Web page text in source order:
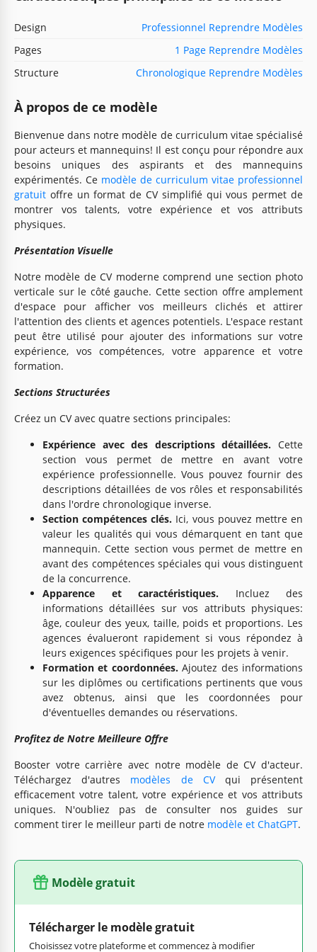
Design
Professionnel Reprendre Modèles
Pages
1 Page Reprendre Modèles
Structure
Chronologique Reprendre Modèles
À propos de ce modèle
Bienvenue dans notre modèle de curriculum vitae spécialisé
pour acteurs et mannequins! Il est conçu pour répondre aux
besoins uniques des aspirants et des mannequins
expérimentés. Ce modèle de curriculum vitae professionnel
gratuit offre un format de CV simplifié qui vous permet de
montrer vos talents, votre expérience et vos attributs
physiques.
Présentation Visuelle
Notre modèle de CV moderne comprend une section photo
verticale sur le côté gauche. Cette section offre amplement
d'espace pour afficher vos meilleurs clichés et attirer
l'attention des clients et agences potentiels. L'espace restant
peut être utilisé pour ajouter des informations sur votre
expérience, vos compétences, votre apparence et votre
formation.
Sections Structurées
Créez un CV avec quatre sections principales:
Expérience avec des descriptions détaillées. Cette
section vous permet de mettre en avant votre
expérience professionnelle. Vous pouvez fournir des
descriptions détaillées de vos rôles et responsabilités
dans l'ordre chronologique inverse.
Section compétences clés. Ici, vous pouvez mettre en
valeur les qualités qui vous démarquent en tant que
mannequin. Cette section vous permet de mettre en
avant des compétences spéciales qui vous distinguent
de la concurrence.
Apparence et caractéristiques. Incluez des
informations détaillées sur vos attributs physiques:
âge, couleur des yeux, taille, poids et proportions. Les
agences évalueront rapidement si vous répondez à
leurs exigences spécifiques pour les projets à venir.
Formation et coordonnées.Ajoutez des informations
sur les diplômes ou certifications pertinents que vous
avez obtenus, ainsi que les coordonnées pour
d'éventuelles demandes ou réservations.
Profitez de Notre Meilleure Offre
Booster votre carrière avec notre modèle de CV d'acteur.
Téléchargez d'autres modèles de CVqui présentent
efficacement votre talent, votre expérience et vos attributs
uniques. N'oubliez pas de consulter nos guides sur
comment tirer le meilleur parti de notre modèle et ChatGPT.
Modèle gratuit
Télécharger le modèle gratuit
Choisissez votre plateforme et commencez à modifier